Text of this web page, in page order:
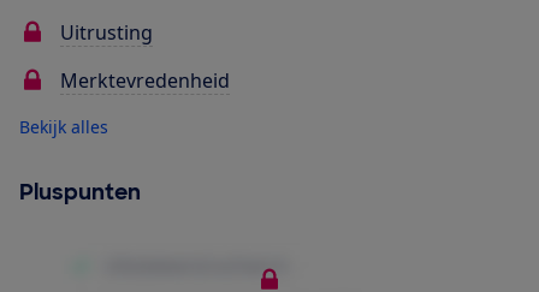
Uitrusting
Merktevredenheid
Bekijk alles
Pluspunten